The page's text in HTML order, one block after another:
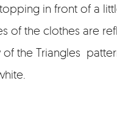
in front of a
of the clothes are
of the Triangles